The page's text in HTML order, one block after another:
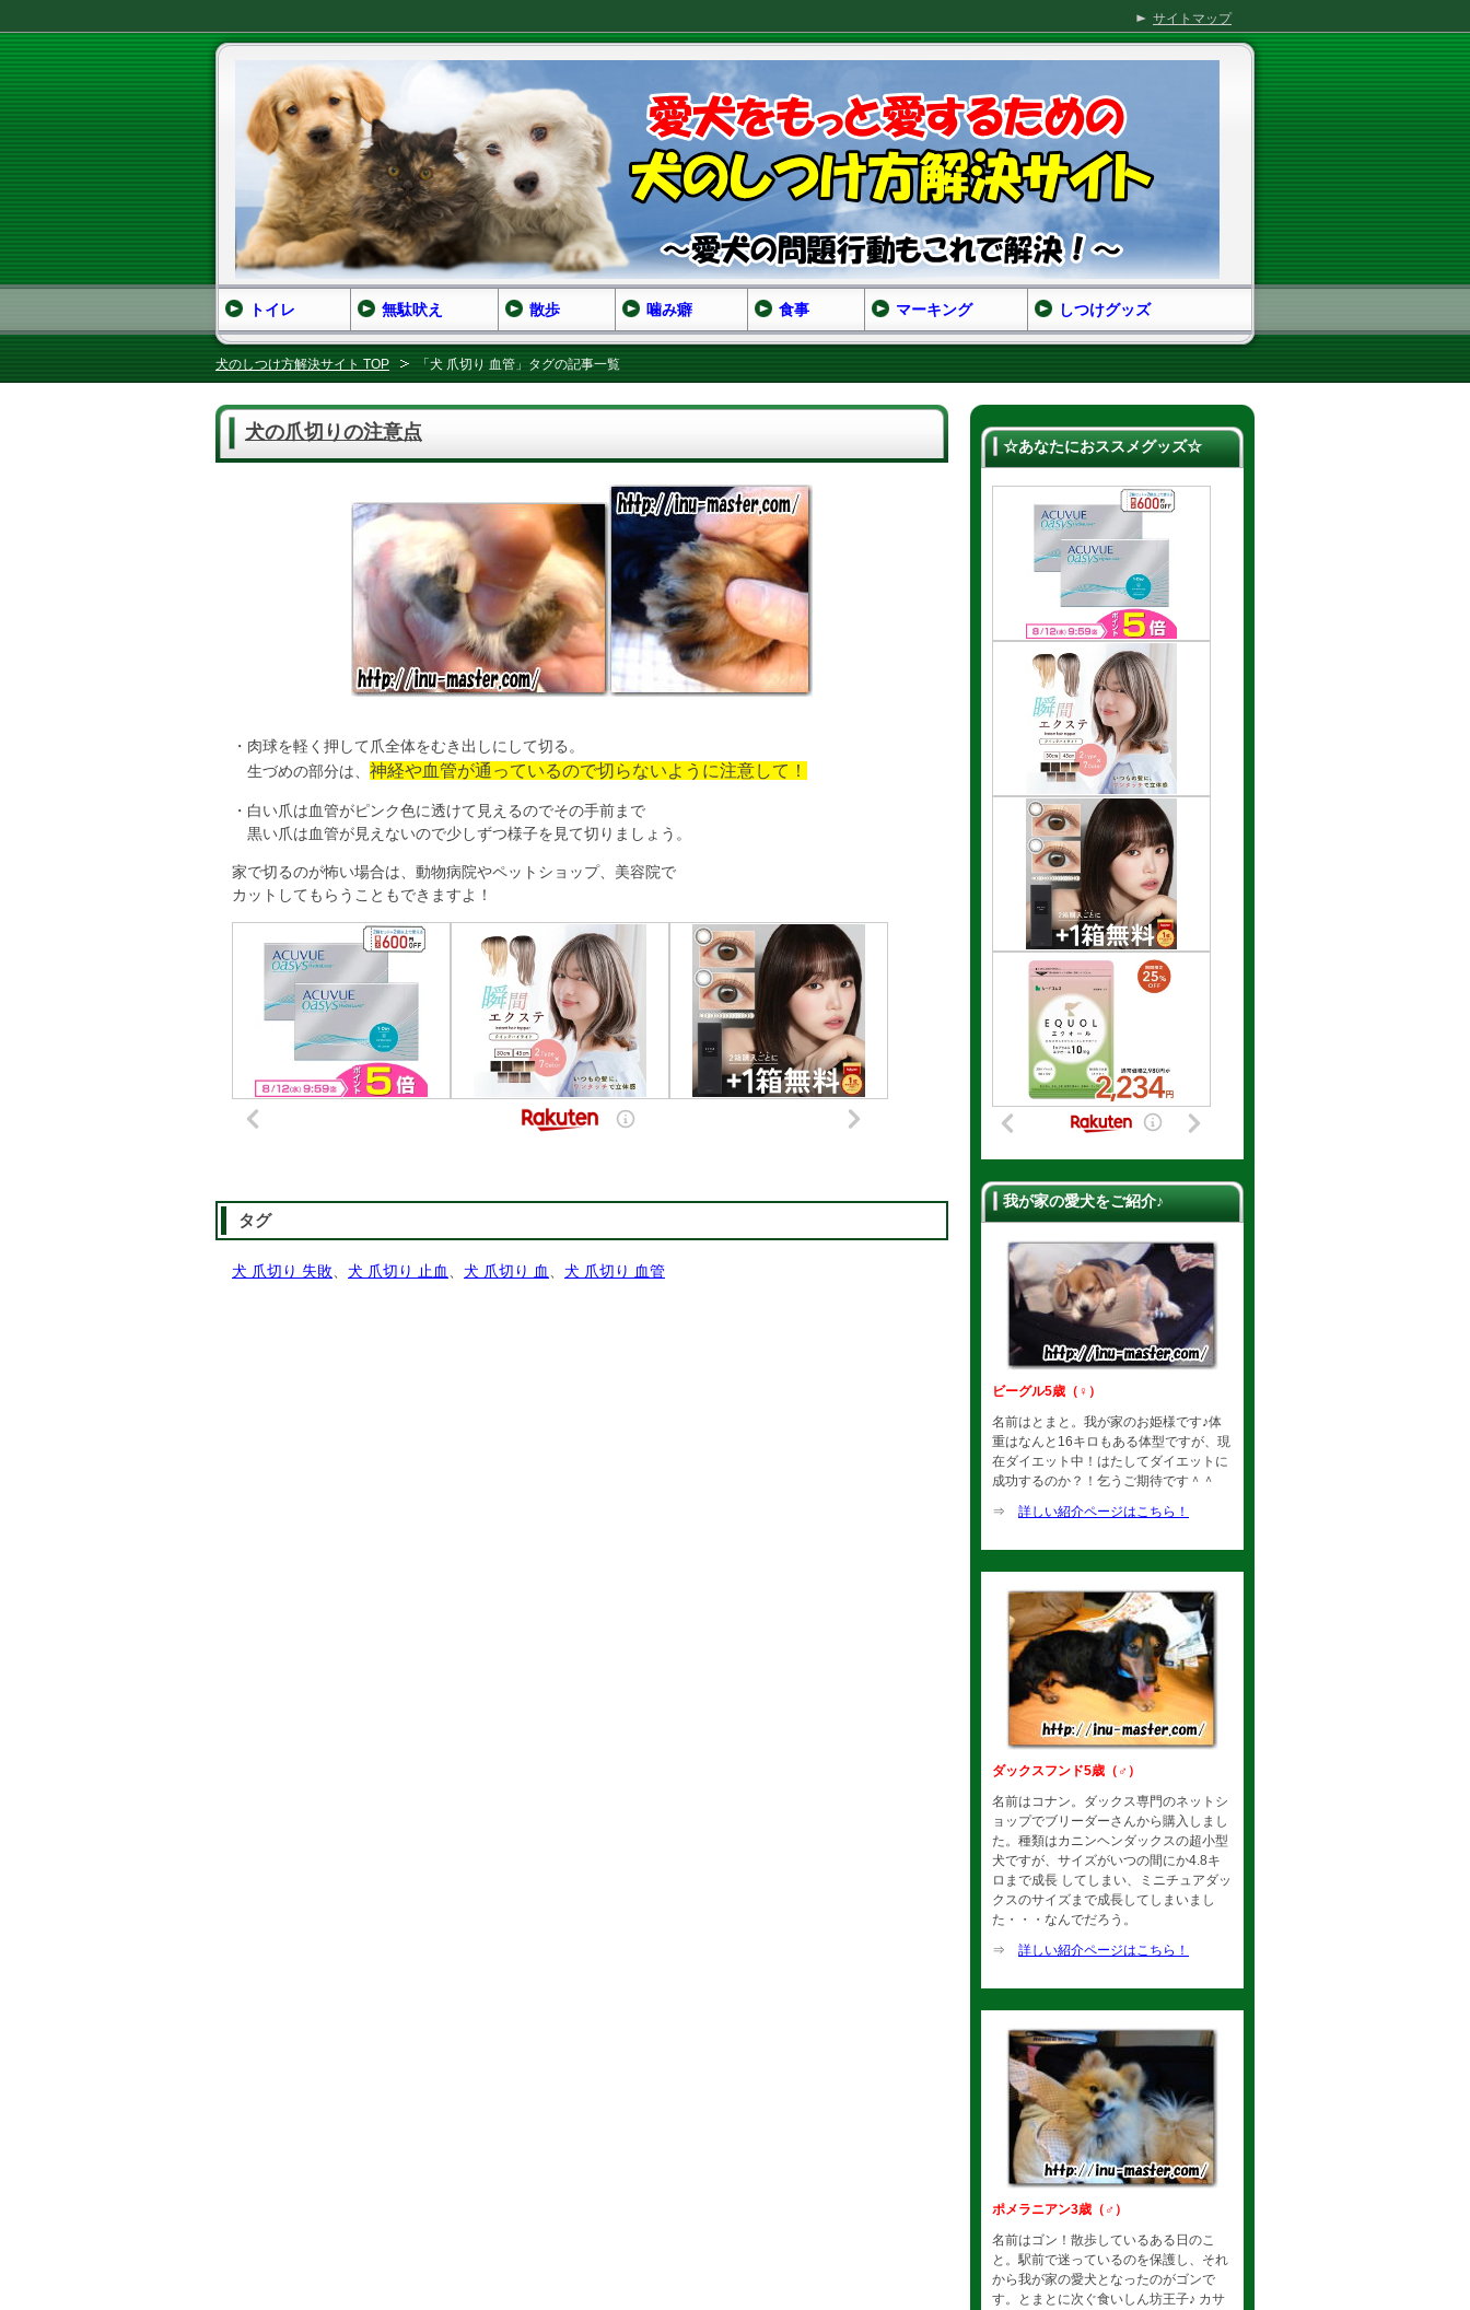
犬のしつけ方解決サイト TOP 「犬 爪切り 血管」タグの記事一覧
犬の爪切りの注意点
・肉球を軽く押して爪全体をむき出しにして切る。
生づめの部分は、 神経や血管が通っているので切らないように注意して！
・白い爪は血管がピンク色に透けて見えるのでその手前まで
黒い爪は血管が見えないので少しずつ様子を見て切りましょう。
家で切るのが怖い場合は、動物病院やペットショップ、美容院で
カットしてもらうこともできますよ！
タグ
犬 爪切り 失敗 犬 爪切り 止血 犬 爪切り 血 犬 爪切り 血管
☆あなたにおススメグッズ☆
我が家の愛犬をご紹介♪
ビーグル5歳（♀）
名前はとまと。我が家のお姫様です♪体
重はなんと16キロもある体型ですが、現
在ダイエット中！はたしてダイエットに
成功するのか？！乞うご期待です＾＾
⇒ 詳しい紹介ページはこちら！
ダックスフンド5歳（♂）
名前はコナン。ダックス専門のネットシ
ョップでブリーダーさんから購入しまし
た。種類はカニンヘンダックスの超小型
犬ですが、サイズがいつの間にか4.8キ
ロまで成長 してしまい、ミニチュアダッ
クスのサイズまで成長してしまいまし
た・・・なんでだろう。
⇒ 詳しい紹介ページはこちら！
ポメラニアン3歳（♂）
名前はゴン！散歩しているある日のこ
と。駅前で迷っているのを保護し、それ
から我が家の愛犬となったのがゴンで
す。とまとに次ぐ食いしん坊王子♪ カサ
サイトマップ
トイレ 無駄吠え 散歩 噛み癖 食事 マーキング しつけグッズ